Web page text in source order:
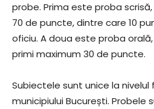
probe. Prima este proba
70 de puncte, dintre care 10
oficiu. A doua este proba
primi maximum 30 de puncte.
Subiectele sunt unice la nivelul
municipiului București.